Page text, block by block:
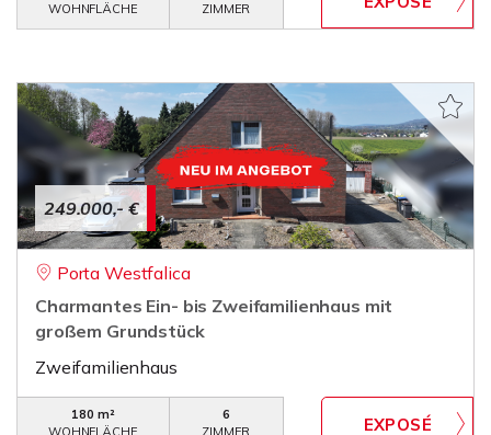
WOHNFLÄCHE
ZIMMER
249.000,- €
Porta Westfalica
Charmantes Ein- bis Zweifamilienhaus mit
großem Grundstück
Zweifamilienhaus
180 m²
WOHNFLÄCHE
6
ZIMMER